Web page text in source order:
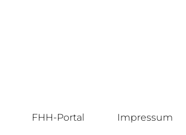
FHH-Portal Impressum